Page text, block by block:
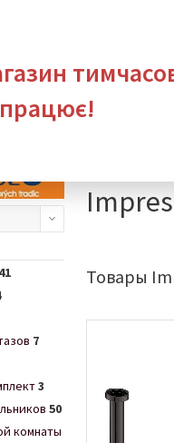
працює!
41
7
3
50
комнаты
Товары